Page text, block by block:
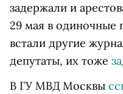
задержали и
29 мая в одиночные
встали другие
депутаты, их тоже
В ГУ МВД Москвы